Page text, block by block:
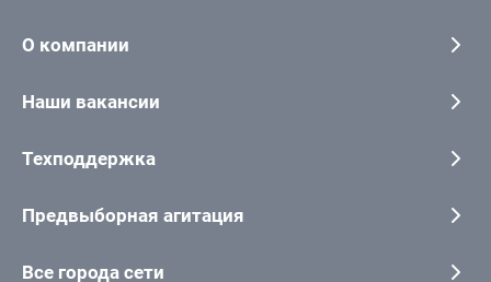
О компании
Наши вакансии
Техподдержка
Предвыборная агитация
Все города сети